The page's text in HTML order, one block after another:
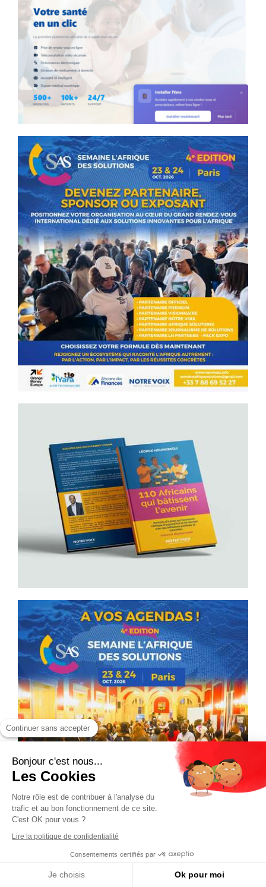
Continuer sans accepter
Bonjour c'est nous...
Les Cookies
Notre rôle est de contribuer à l'analyse du
trafic et au bon fonctionnement de ce site.
C'est OK pour vous ?
Lire la politique de confidentialité
Consentements certifiés par
Je choisis Ok pour moi